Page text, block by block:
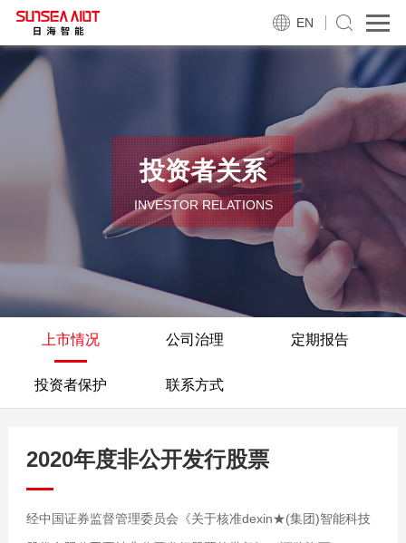
EN
投资者关系
INVESTOR RELATIONS
上市情况 公司治理 定期报告
投资者保护 联系方式
2020年度非公开发行股票
经中国证券监督管理委员会《关于核准dexin★(集团)智能科技